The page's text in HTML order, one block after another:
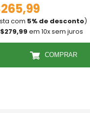
com 5% de desconto)
em 10x sem juros
COMPRAR